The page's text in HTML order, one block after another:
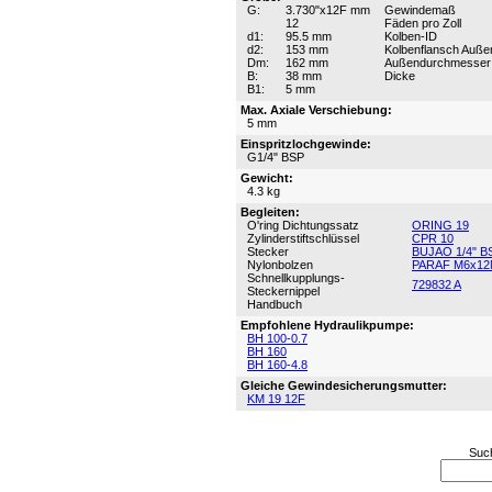
G:
3.730"x12F mm
Gewindemaß
12
Fäden pro Zoll
d1:
95.5 mm
Kolben-ID
d2:
153 mm
Kolbenflansch
Dm:
162 mm
Außendurchmesser
B:
38 mm
Dicke
B1:
5 mm
Max. Axiale Verschiebung:
5 mm
Einspritzlochgewinde:
G1/4" BSP
Gewicht:
4.3 kg
Begleiten:
O'ring Dichtungssatz
ORING 19
Zylinderstiftschlüssel
CPR 10
Stecker
BUJAO 1/4"
Nylonbolzen
PARAF
Schnellkupplungs-
Steckernippel
729832 A
Handbuch
Empfohlene Hydraulikpumpe:
BH 100-0.7
BH 160
BH 160-4.8
Gleiche Gewindesicherungsmutter:
KM 19 12F